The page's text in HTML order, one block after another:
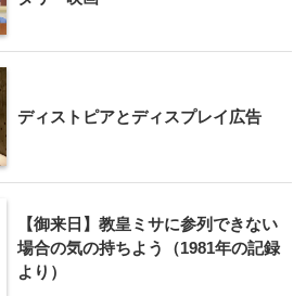
ディストピアとディスプレイ広告
【御来日】教皇ミサに参列できない
場合の気の持ちよう（1981年の記録
より）